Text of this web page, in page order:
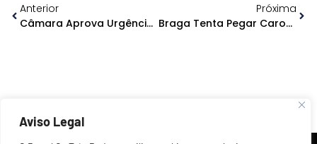
Aviso Legal
Anterior
Câmara Aprova Urgência Para Projeto Sobre Mineração Em Terras Indígenas
Próxima
Braga Tenta Pegar Carona Na Redução Do IPI É É Desmascarado